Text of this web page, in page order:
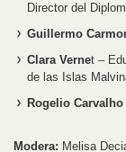
Director del
Guillermo
Clara Vernet –
de las Islas
Rogelio Carvalho
Modera: Melisa